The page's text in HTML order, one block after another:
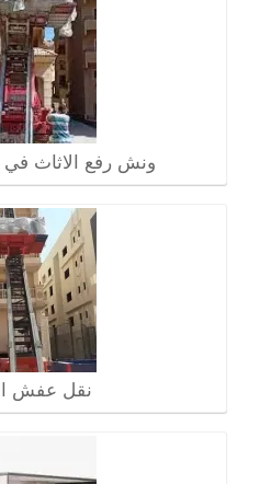
ونش رفع الاثاث في
نقل عفش